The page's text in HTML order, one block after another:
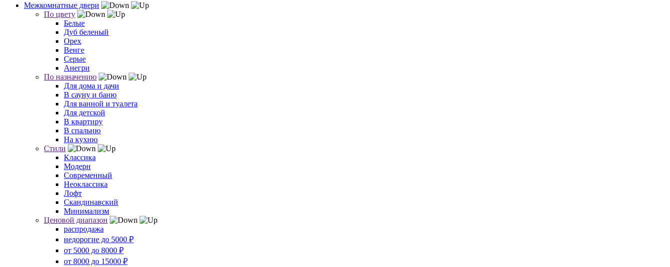
Межкомнатные двери
По цвету
Белые
Дуб беленый
Орех
Венге
Серые
Анегри
По назначению
Для дома и дачи
В сауну и баню
Для ванной и туалета
Для детской
В квартиру
В спальню
На кухню
Стили
Классика
Модерн
Современный
Неоклассика
Лофт
Скандинавский
Минимализм
Ценовой диапазон
распродажа
недорогие до 5000 ₽
от 5000 до 8000 ₽
от 8000 до 15000 ₽